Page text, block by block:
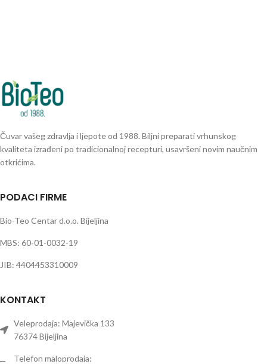
Čuvar vašeg zdravlja i ljepote od 1988. Biljni preparati vrhunskog
kvaliteta izrađeni po tradicionalnoj recepturi, usavršeni novim naučnim
otkrićima.
PODACI FIRME
Bio-Teo Centar d.o.o. Bijeljina
MBS: 60-01-0032-19
JIB: 4404453310009
KONTAKT
Veleprodaja: Majevička 133
76374 Bijeljina
Telefon maloprodaja: